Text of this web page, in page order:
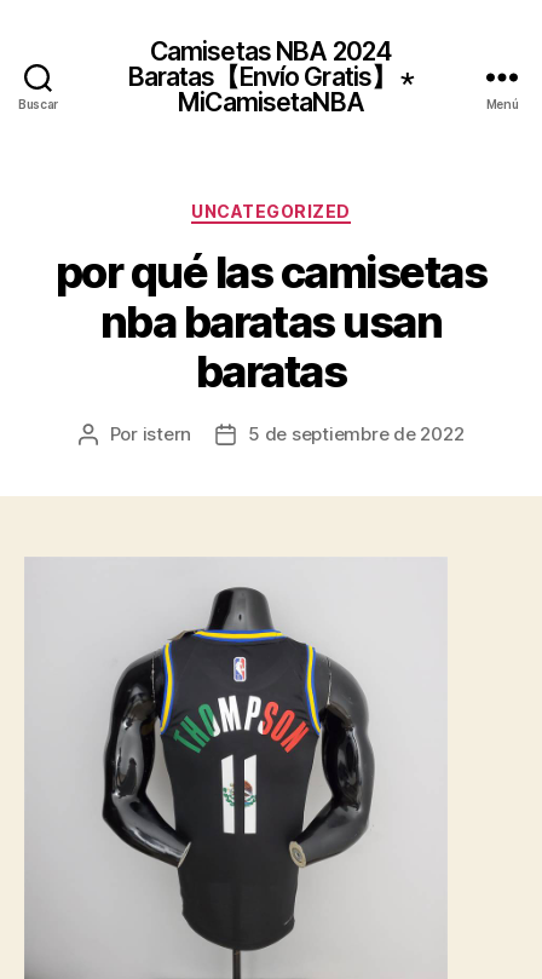
Buscar
Camisetas NBA 2024
Baratas【Envío Gratis】 ⋆
MiCamisetaNBA
Menú
Categorías
UNCATEGORIZED
por qué las camisetas
nba baratas usan
baratas
Autor
Por istern
Fecha5 de septiembre de 2022